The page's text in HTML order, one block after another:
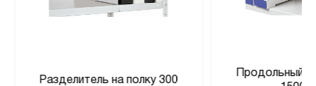
Разделитель на полку 300
Продольный